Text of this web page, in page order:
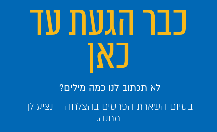
כבר הגעת עד
כאן
לא תכתוב לנו כמה מילים?
בסיום השארת הפרטים בהצלחה – נציע לך
מתנה.